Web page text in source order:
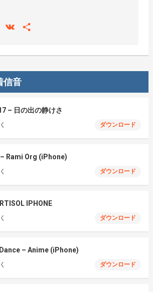
Pinterest
VK
信音
– 日の出の静けさ
ダウンロード
Rami Org (iPhone)
ダウンロード
IPHONE
ダウンロード
– Anime (iPhone)
ダウンロード